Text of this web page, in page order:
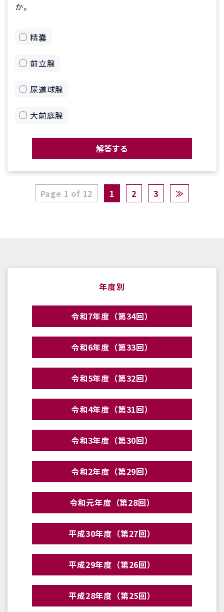
か。
精嚢
前立腺
尿道球腺
大前庭腺
解答する
Page 1 of 12 1 2 3 ≫
年度別
令和7年度（第34回）
令和6年度（第33回）
令和5年度（第32回）
令和4年度（第31回）
令和3年度（第30回）
令和2年度（第29回）
令和元年度（第28回）
平成30年度（第27回）
平成29年度（第26回）
平成28年度（第25回）